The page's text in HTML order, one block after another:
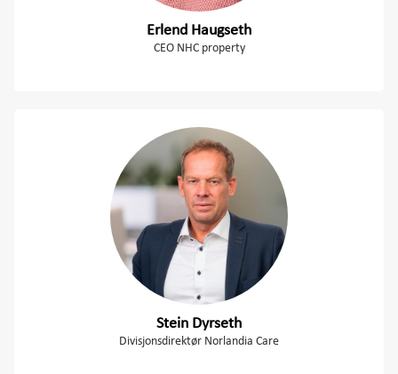
Erlend Haugseth
CEO NHC property
Stein Dyrseth
Divisjonsdirektør Norlandia Care